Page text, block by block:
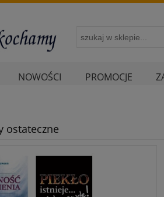
NOWOŚCI PROMOCJE
ostateczne